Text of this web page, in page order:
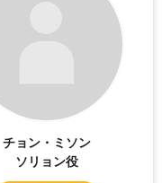
チョン・ミソン
ソリョン役